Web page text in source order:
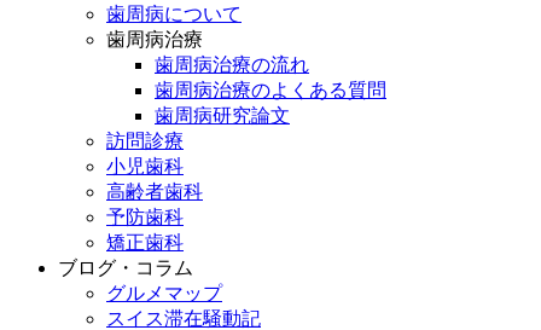
歯周病について
歯周病治療
歯周病治療の流れ
歯周病治療のよくある質問
歯周病研究論文
訪問診療
小児歯科
高齢者歯科
予防歯科
矯正歯科
ブログ・コラム
グルメマップ
スイス滞在騒動記